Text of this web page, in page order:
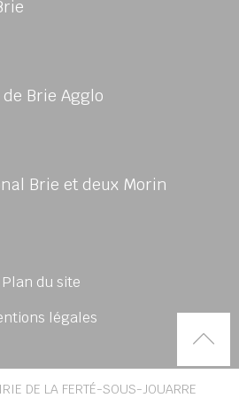
Brie Agglo
Brie et deux Morin
Plan du site
légales
DE LA FERTÉ-SOUS-JOUARRE